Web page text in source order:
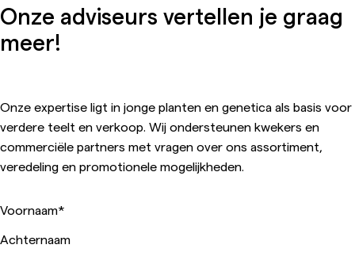
Onze adviseurs vertellen je graag
meer!
Onze expertise ligt in jonge planten en genetica als basis voor
verdere teelt en verkoop. Wij ondersteunen kwekers en
commerciële partners met vragen over ons assortiment,
veredeling en promotionele mogelijkheden.
Voornaam*
Achternaam